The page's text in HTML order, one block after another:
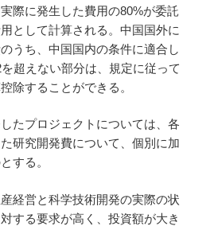
際に発生した費用の80%が委託
として計算される。中国国外に
うち、中国国内の条件に適合し
超えない部分は、規定に従って
除することができる。
たプロジェクトについては、各
研究開発費について、個別に加
する。
経営と科学技術開発の実際の状
する要求が高く、投資額が大き